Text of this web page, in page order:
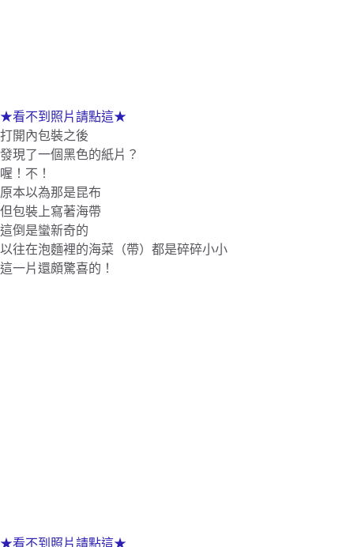
★看不到照片請點這★
打開內包裝之後
發現了一個黑色的紙片？
喔！不！
原本以為那是昆布
但包裝上寫著海帶
這倒是蠻新奇的
以往在泡麵裡的海菜（帶）都是碎碎小小
這一片還頗驚喜的！
★看不到照片請點這★